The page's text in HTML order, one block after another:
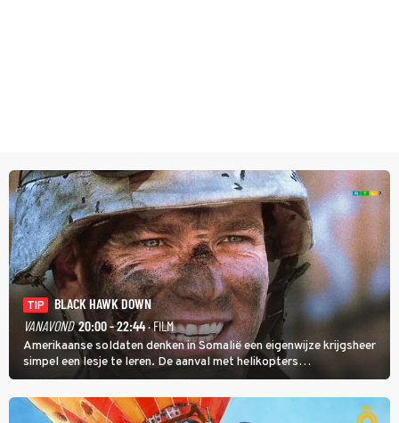
TIP
BLACK HAWK DOWN
VANAVOND 20:00 - 22:44· FILM
Amerikaanse soldaten denken in Somalië een eigenwijze krijgsheer
simpel een lesje te leren. De aanval met helikopters
verloopt in Black Hawk down dramatisch.